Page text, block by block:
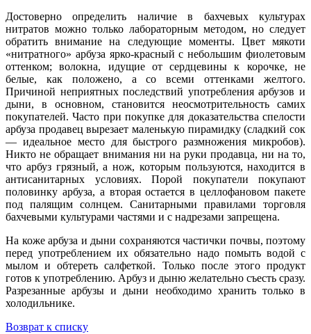
Достоверно определить наличие в бахчевых культурах
нитратов можно только лабораторным методом, но следует
обратить внимание на следующие моменты. Цвет мякоти
«нитратного» арбуза ярко-красный с небольшим фиолетовым
оттенком; волокна, идущие от сердцевины к корочке, не
белые, как положено, а со всеми оттенками желтого.
Причиной неприятных последствий употребления арбузов и
дыни, в основном, становится неосмотрительность самих
покупателей. Часто при покупке для доказательства спелости
арбуза продавец вырезает маленькую пирамидку (сладкий сок
— идеальное место для быстрого размножения микробов).
Никто не обращает внимания ни на руки продавца, ни на то,
что арбуз грязный, а нож, которым пользуются, находится в
антисанитарных условиях. Порой покупатели покупают
половинку арбуза, а вторая остается в целлофановом пакете
под палящим солнцем. Санитарными правилами торговля
бахчевыми культурами частями и с надрезами запрещена.
На коже арбуза и дыни сохраняются частички почвы, поэтому
перед употреблением их обязательно надо помыть водой с
мылом и обтереть салфеткой. Только после этого продукт
готов к употреблению. Арбуз и дыню желательно съесть сразу.
Разрезанные арбузы и дыни необходимо хранить только в
холодильнике.
Возврат к списку